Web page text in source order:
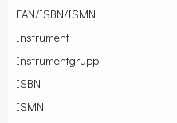
EAN/ISBN/ISMN
Instrument
Instrumentgrupp
ISBN
ISMN